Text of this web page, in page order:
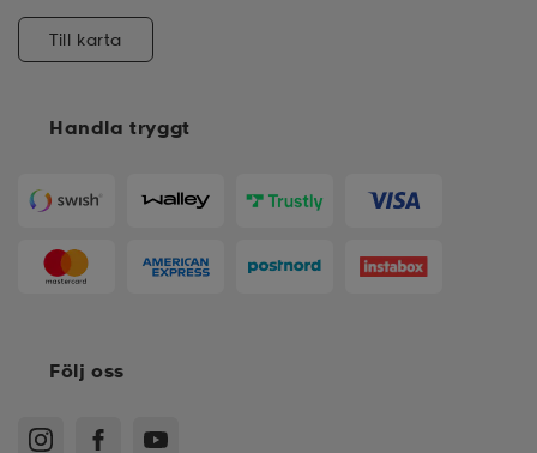
Handla tryggt
Till karta
Följ oss